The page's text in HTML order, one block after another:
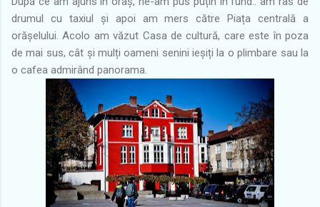
drumul cu taxiul și apoi am mers către Piața centrală a
orășelului. Acolo am văzut Casa de cultură, care este în poza
de mai sus, cât și mulți oameni senini ieșiți la o plimbare sau la
o cafea admirând panorama.